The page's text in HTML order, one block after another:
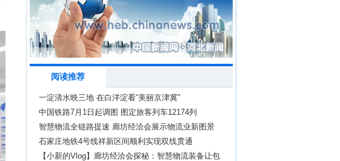
阅读推荐
一淀清水映三地 在白洋淀看“美丽京津冀”
中国铁路7月1日起调图 图定旅客列车12174列
智慧物流全链路提速 廊坊经洽会展示物流业新图景
石家庄地铁4号线祥新区间顺利实现双线贯通
【小新的Vlog】廊坊经洽会探秘：智慧物流装备让包